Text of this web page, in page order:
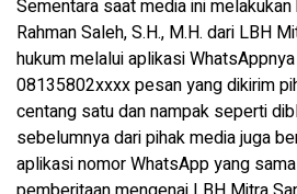
Sementara saat media ini
Rahman Saleh, S.H., M.H. dari LBH
hukum melalui aplikasi
08135802xxxx pesan yang dikirim
centang satu dan nampak seperti
sebelumnya dari pihak media juga
aplikasi nomor WhatsApp yang